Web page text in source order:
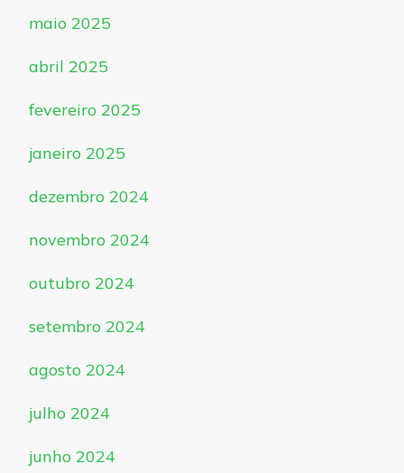
maio 2025
abril 2025
fevereiro 2025
janeiro 2025
dezembro 2024
novembro 2024
outubro 2024
setembro 2024
agosto 2024
julho 2024
junho 2024